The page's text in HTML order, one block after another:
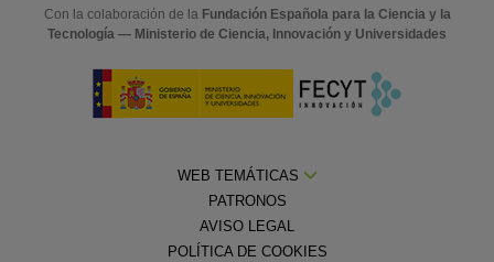
Con la colaboración de la Fundación Española para la Ciencia y la
Tecnología — Ministerio de Ciencia, Innovación y Universidades
WEB TEMÁTICAS
PATRONOS
AVISO LEGAL
POLÍTICA DE COOKIES